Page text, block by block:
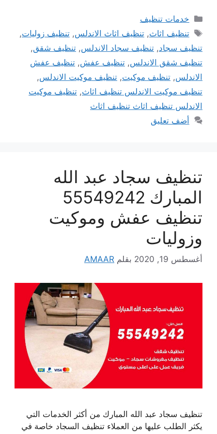
التصنيفات
خدمات تنظيف
الوسوم
تنظيف اثاث,تنظيف اثاث الاندلس,تنظيف زوليات,
تنظيف سجاد, تنظيف سجاد الاندلس, تنظيف شقق,
تنظيف شقق الاندلس, تنظيف عفش, تنظيف عفش
الاندلس, تنظيف موكيت, تنظيف موكيت الاندلس,
تنظيف موكيت الاندلس تنظيف اثاث, تنظيف موكيت
الاندلس تنظيف اثاث تنظيف اثاث
أضف تعليق
تنظيف سجاد عبد الله
المبارك 55549242
تنظيف عفش وموكيت
وزوليات
أغسطس 19, 2020 بقلم AMAAR
تنظيف سجاد عبد الله المبارك من أكثر الخدمات التي
يكثر الطلب عليها من العملاء تنظيف السجاد خاصة في